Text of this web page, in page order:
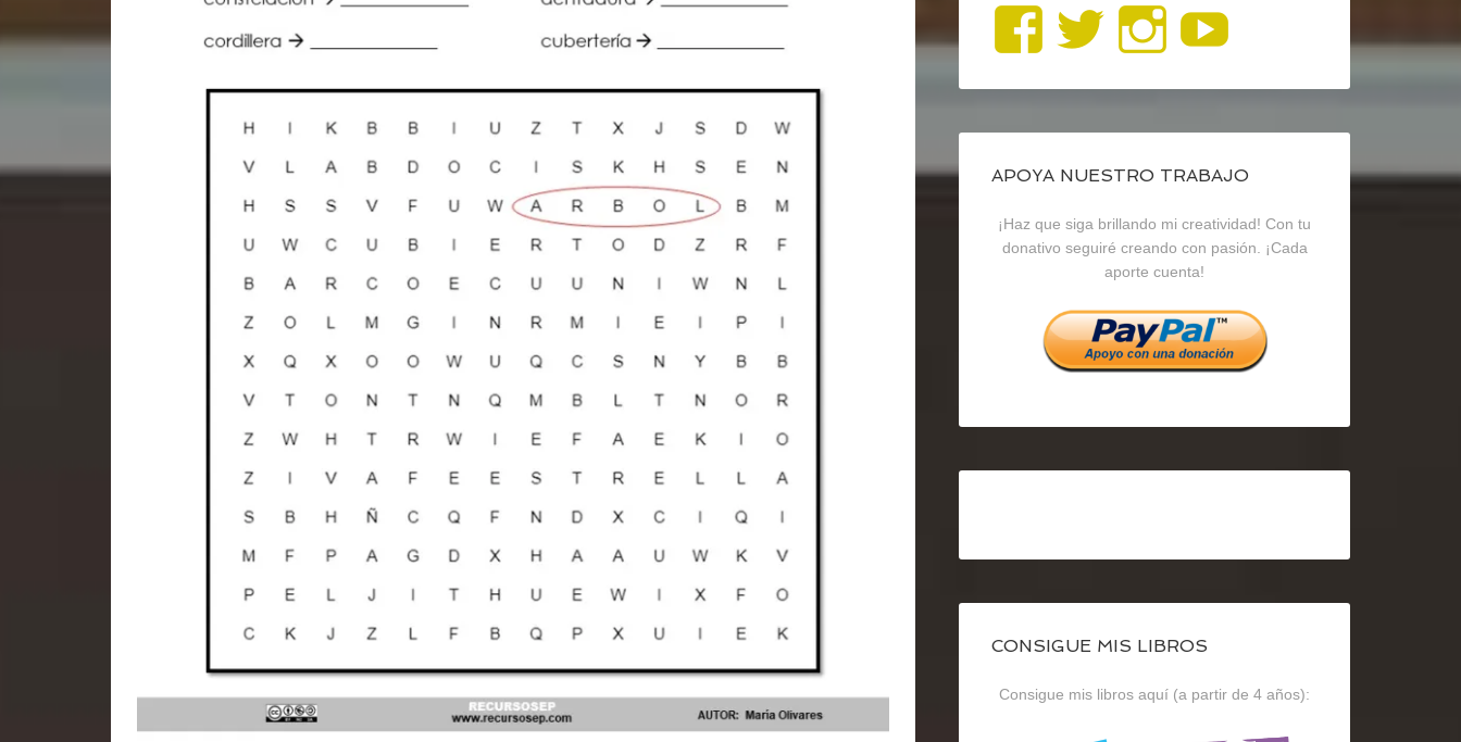
Ver
perfil
de
blogrecursosep
en
Facebook
Ver
perfil
de
recursosep
en
Twitter
Ver
perfil
de
recursosep
en
Instagram
YouTube
APOYA NUESTRO TRABAJO
¡Haz que siga brillando mi creatividad! Con tu
donativo seguiré creando con pasión. ¡Cada
aporte cuenta!
CONSIGUE MIS LIBROS
Consigue mis libros aquí (a partir de 4 años):